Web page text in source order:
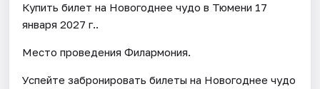
Купить билет на Новогоднее чудо в Тюмени 17
января 2027 г..
Место проведения Филармония.
Успейте забронировать билеты на Новогоднее чудо